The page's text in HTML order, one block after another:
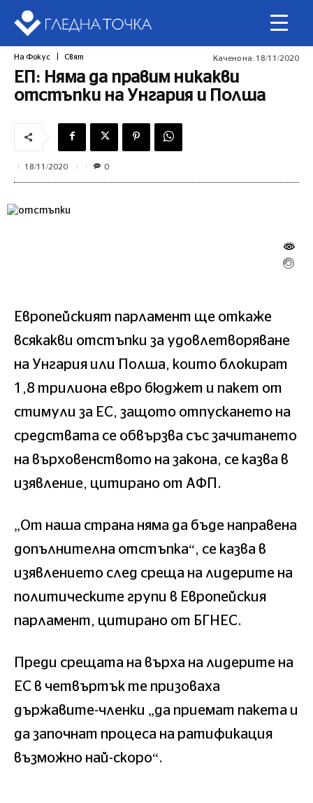
На Фокус Свят Качено на: 18/11/2020
ЕП: Няма да правим никакви
отстъпки на Унгария и Полша
18/11/2020 0
Европейският парламент ще откаже
всякакви отстъпки за удовлетворяване
на Унгария или Полша, които блокират
1,8 трилиона евро бюджет и пакет от
стимули за ЕС, защото отпускането на
средствата се обвързва със зачитането
на върховенството на закона, се казва в
изявление, цитирано от АФП.
„От наша страна няма да бъде направена
допълнителна отстъпка“, се казва в
изявлението след среща на лидерите на
политическите групи в Европейския
парламент, цитирано от БГНЕС.
Преди срещата на върха на лидерите на
ЕС в четвъртък те призоваха
държавите-членки „да приемат пакета и
да започнат процеса на ратификация
възможно най-скоро“.